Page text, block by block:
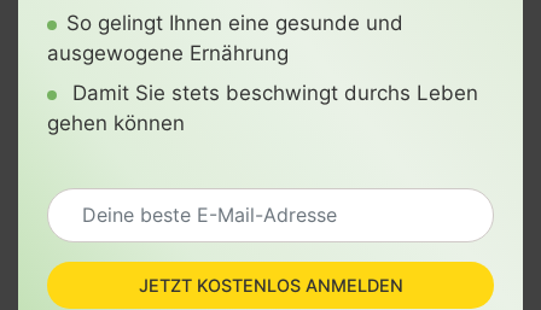
So gelingt Ihnen eine gesunde und
ausgewogene Ernährung
Damit Sie stets beschwingt durchs Leben
gehen können
JETZT KOSTENLOS ANMELDEN